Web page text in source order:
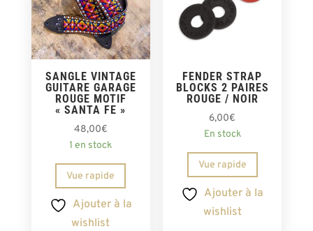
SANGLE VINTAGE
GUITARE GARAGE
ROUGE MOTIF
« SANTA FE »
48,00€
1 en stock
Vue rapide
Ajouter à la
wishlist
FENDER STRAP
BLOCKS 2 PAIRES
ROUGE / NOIR
6,00€
En stock
Vue rapide
Ajouter à la
wishlist